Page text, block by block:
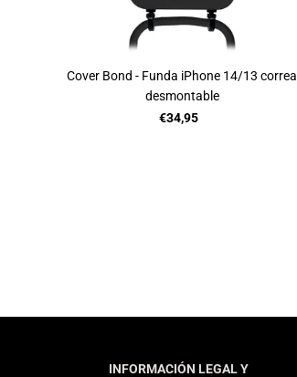
Cover Bond - Funda iPhone 14/13 correa
desmontable
€34,95
INFORMACIÓN LEGAL Y